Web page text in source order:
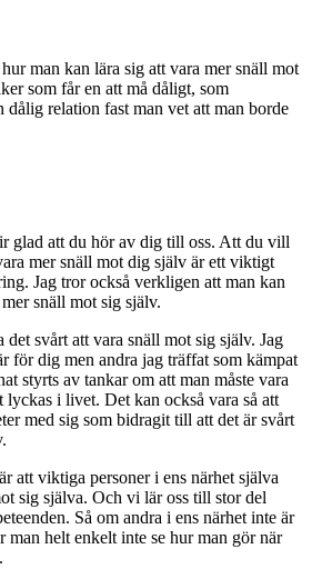
man kan lära sig att vara mer snäll mot
som får en att må dåligt, som
relation fast man vet att man borde
glad att du hör av dig till oss. Att du vill
mer snäll mot dig själv är ett viktigt
Jag tror också verkligen att man kan
snäll mot sig själv.
svårt att vara snäll mot sig själv. Jag
för dig men andra jag träffat som kämpat
styrts av tankar om att man måste vara
lyckas i livet. Det kan också vara så att
med sig som bidragit till att det är svårt
att viktiga personer i ens närhet själva
sig själva. Och vi lär oss till stor del
Så om andra i ens närhet inte är
man helt enkelt inte se hur man gör när